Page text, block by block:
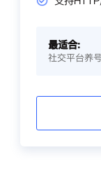
最适合:
社交平台养